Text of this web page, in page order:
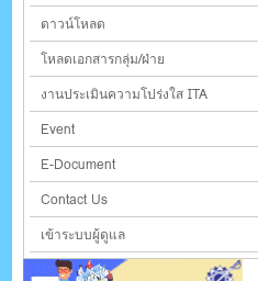
ดาวน์โหลด
โหลดเอกสารกลุ่ม/ฝ่าย
งานประเมินความโปร่งใส ITA
Event
E-Document
Contact Us
เข้าระบบผู้ดูแล